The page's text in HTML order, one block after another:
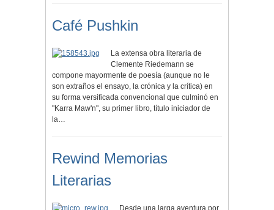
Café Pushkin
La extensa obra literaria de
Clemente Riedemann se
compone mayormente de poesía (aunque no le
son extraños el ensayo, la crónica y la crítica) en
su forma versificada convencional que culminó en
"Karra Maw'n", su primer libro, título iniciador de
la…
Rewind Memorias
Literarias
Desde una larga aventura por